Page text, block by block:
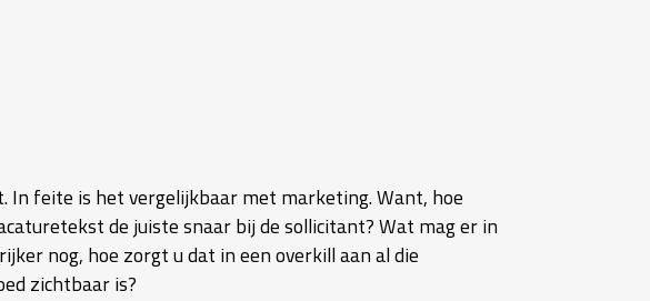
In feite is het vergelijkbaar met marketing. Want, hoe
de juiste snaar bij de sollicitant? Wat mag er in
nog, hoe zorgt u dat in een overkill aan al die
zichtbaar is?